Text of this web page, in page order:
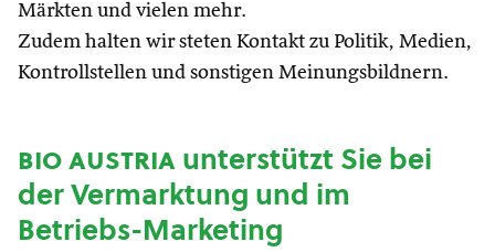
Märkten und vielen mehr.
Zudem halten wir steten Kontakt zu Politik, Medien,
Kontrollstellen und sonstigen Meinungsbildnern.
bio austriaunterstützt Sie bei
der Vermarktung und im
Betriebs-Marketing